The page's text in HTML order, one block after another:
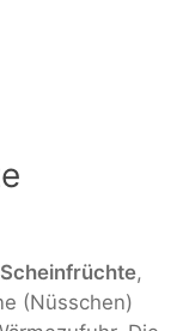
Scheinfrüchte,
(Nüsschen)